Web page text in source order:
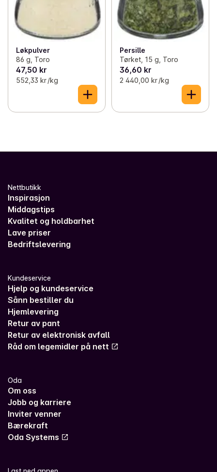
Løkpulver
86 g, Toro
47,50 kr
552,33 kr /kg
Persille
Tørket, 15 g, Toro
36,60 kr
2 440,00 kr /kg
Nettbutikk
Inspirasjon
Middagstips
Kvalitet og holdbarhet
Lave priser
Bedriftslevering
Kundeservice
Hjelp og kundeservice
Sånn bestiller du
Hjemlevering
Retur av pant
Retur av elektronisk avfall
Råd om legemidler på nett
Oda
Om oss
Jobb og karriere
Inviter venner
Bærekraft
Oda Systems